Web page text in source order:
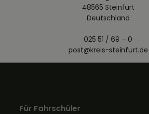
48565 Steinfurt
Deutschland
025 51 / 69 – 0
post@kreis-steinfurt.de
Für Fahrschüler